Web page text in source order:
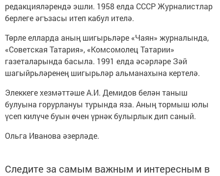
редакцияләрендә эшли. 1958 елда СССР Журналистлар
берлеге әгъзасы итеп кабул ителә.
Төрле елларда аның шигырьләре «Чаян» журналында,
«Советская Татария», «Комсомолец Татарии»
газеталарында басыла. 1991 елда әсәрләре Зәй
шагыйрьләренең шигырьләр альманахына кертелә.
Элеккеге хезмәттәше А.И. Демидов белән таныш
булуына горурлануы турында яза. Аның тормыш юлы
үсеп килүче буын өчен үрнәк булырлык дип саный.
Ольга Иванова әзерләде.
Следите за самым важным и интересным в